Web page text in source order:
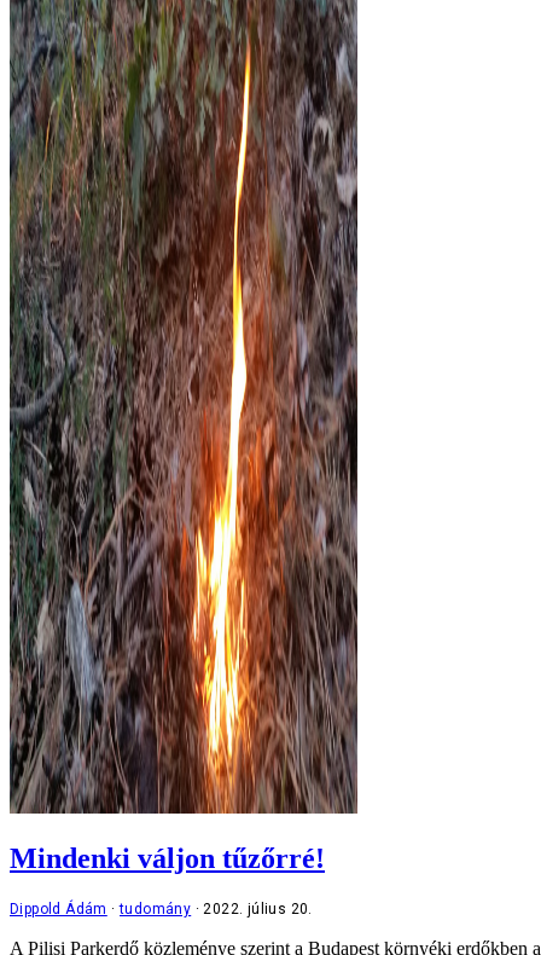
Mindenki váljon tűzőrré!
Dippold Ádám tudomány 2022. július 20.
A Pilisi Parkerdő közleménye szerint a Budapest környéki erdőkben